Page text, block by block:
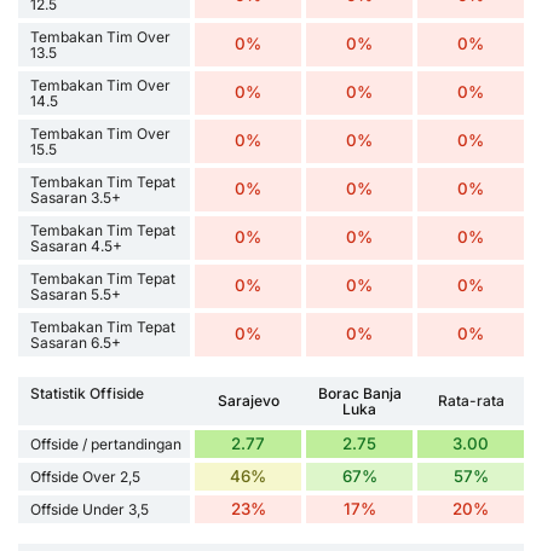
12.5
Tembakan Tim Over
13.5
0% 0% 0%
Tembakan Tim Over
14.5
0% 0% 0%
Tembakan Tim Over
15.5
0% 0% 0%
Tembakan Tim Tepat
Sasaran 3.5+
0% 0% 0%
Tembakan Tim Tepat
Sasaran 4.5+
0% 0% 0%
Tembakan Tim Tepat
Sasaran 5.5+
0% 0% 0%
Tembakan Tim Tepat
Sasaran 6.5+
0% 0% 0%
Statistik Offiside Sarajevo
Borac Banja
Luka
Rata-rata
Offside / pertandingan 2.77 2.75 3.00
Offside Over 2,5 46% 67% 57%
Offside Under 3,5 23% 17% 20%